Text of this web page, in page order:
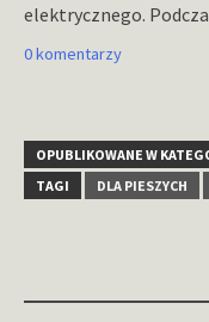
elektrycznego.
0 komentarzy
OPUBLIKOWANE W
TAGI
DLA PIESZYCH